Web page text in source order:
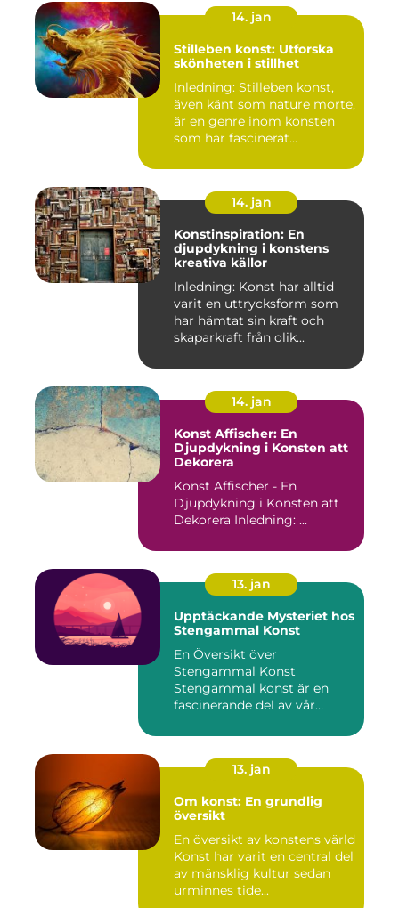
14. jan
Stilleben konst: Utforska
skönheten i stillhet
Inledning: Stilleben konst,
även känt som nature morte,
är en genre inom konsten
som har fascinerat...
14. jan
Konstinspiration: En
djupdykning i konstens
kreativa källor
Inledning: Konst har alltid
varit en uttrycksform som
har hämtat sin kraft och
skaparkraft från olik...
14. jan
Konst Affischer: En
Djupdykning i Konsten att
Dekorera
Konst Affischer - En
Djupdykning i Konsten att
Dekorera Inledning: ...
13. jan
Upptäckande Mysteriet hos
Stengammal Konst
En Översikt över
Stengammal Konst
Stengammal konst är en
fascinerande del av vår
13. jan
Om konst: En grundlig
översikt
En översikt av konstens värld
Konst har varit en central del
av mänsklig kultur sedan
urminnes tide...